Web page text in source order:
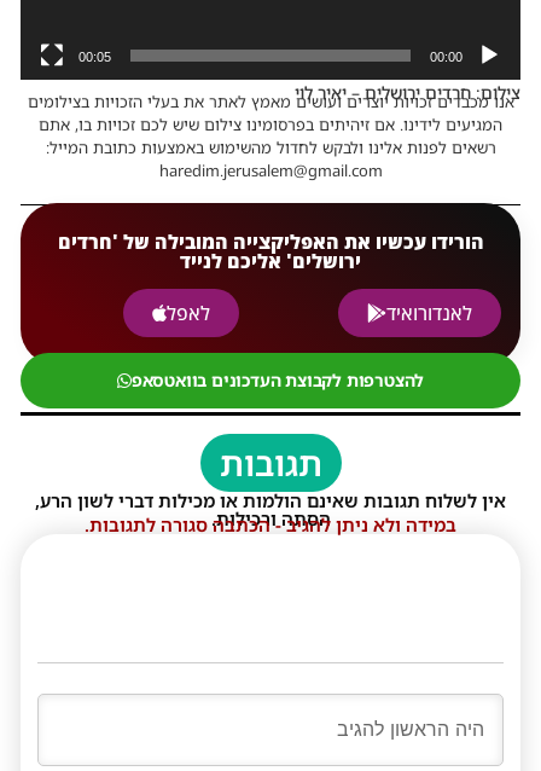
00:00
00:05
צילום: חרדים ירושלים – יאיר לוי
אנו מכבדים זכויות יוצרים ועושים מאמץ לאתר את בעלי הזכויות בצילומים
המגיעים לידינו. אם זיהיתים בפרסומינו צילום שיש לכם זכויות בו, אתם
רשאים לפנות אלינו ולבקש לחדול מהשימוש באמצעות כתובת המייל:
haredim.jerusalem@gmail.com
הורידו עכשיו את האפליקצייה המובילה של 'חרדים
ירושלים' אליכם לנייד
לאנדורואיד
לאפל
להצטרפות לקבוצת העדכונים בוואטסאפ
תגובות
אין לשלוח תגובות שאינם הולמות או מכילות דברי לשון הרע,
הסתה ורכילות.
במידה ולא ניתן להגיב - הכתבה סגורה לתגובות.